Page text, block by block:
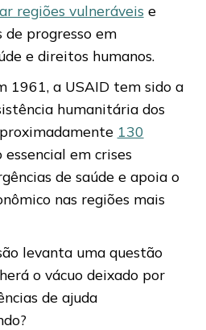
regiões vulneráveis e
progresso em
e direitos humanos.
1961, a USAID tem sido a
humanitária dos
130
essencial em crises
de saúde e apoia o
nas regiões mais
levanta uma questão
o vácuo deixado por
de ajuda